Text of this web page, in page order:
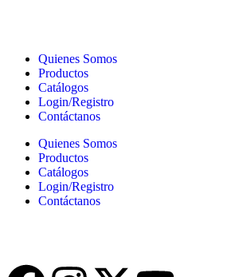
Quienes Somos
Productos
Catálogos
Login/Registro
Contáctanos
Quienes Somos
Productos
Catálogos
Login/Registro
Contáctanos